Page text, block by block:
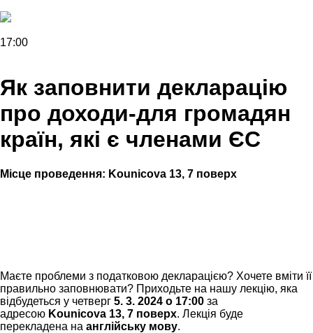
17:00
Як заповнити декларацію
про доходи-для громадян
країн, які є членами ЄС
Місце проведення: Kounicova 13, 7 поверх
Маєте проблеми з податковою декларацією? Хочете вміти її
правильно заповнювати? Приходьте на нашу лекцію, яка
відбудеться у четверг 5. 3. 2024 о 17:00 за
адресою Kounicova 13, 7 поверх. Лекція буде
перекладена на англійську мову.